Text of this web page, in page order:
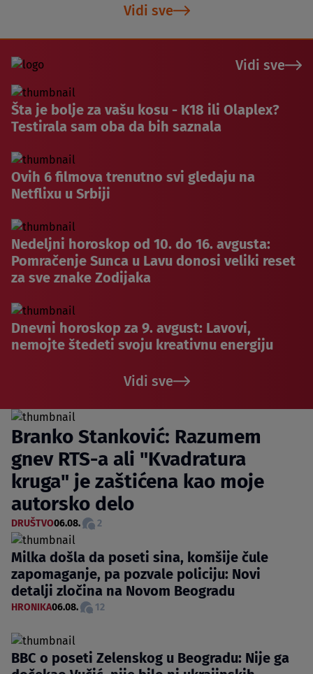
Vidi sve
Vidi sve
Šta je bolje za vašu kosu - K18 ili Olaplex?
Testirala sam oba da bih saznala
Ovih 6 filmova trenutno svi gledaju na
Netflixu u Srbiji
Nedeljni horoskop od 10. do 16. avgusta:
Pomračenje Sunca u Lavu donosi veliki reset
za sve znake Zodijaka
Dnevni horoskop za 9. avgust: Lavovi,
nemojte štedeti svoju kreativnu energiju
Vidi sve
Branko Stanković: Razumem
gnev RTS-a ali "Kvadratura
kruga" je zaštićena kao moje
autorsko delo
DRUŠTVO06.08. 2
Milka došla da poseti sina, komšije čule
zapomaganje, pa pozvale policiju: Novi
detalji zločina na Novom Beogradu
HRONIKA06.08. 12
BBC o poseti Zelenskog u Beogradu: Nije ga